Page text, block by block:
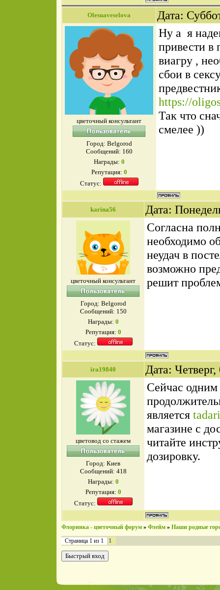
Olesuaveselova Дата:
цветочный консультант
Город: Belgorod
Сообщений: 160
Награды: 0
Репутация: 0
Статус:
Ну а я
привести в
виагру ,
сбои в
https://
Так что
смелее ))
karina56 Дата:
цветочный консультант
Город: Belgorod
Сообщений: 150
Награды: 0
Репутация: 0
Статус:
Согласна
необходимо
неудач в
возможно
решит
ira19840 Дата:
цветовод со стажем
Город: Киев
Сообщений: 418
Награды: 0
Репутация: 0
Статус:
Сейчас
является
магазине с
читайте
дозировку.
Флоринка - цветочный форум » Флейм » Наши родные
Страница 1 из 1 1